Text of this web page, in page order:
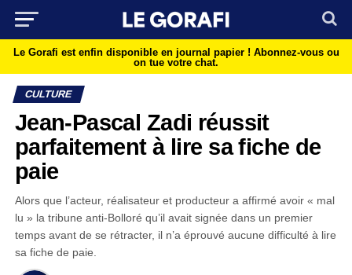
Le Gorafi est enfin disponible en journal papier ! Abonnez-vous ou
on tue votre chat.
CULTURE
Jean-Pascal Zadi réussit
parfaitement à lire sa fiche de
paie
Alors que l’acteur, réalisateur et producteur a affirmé avoir « mal
lu » la tribune anti-Bolloré qu’il avait signée dans un premier
temps avant de se rétracter, il n’a éprouvé aucune difficulté à lire
sa fiche de paie.